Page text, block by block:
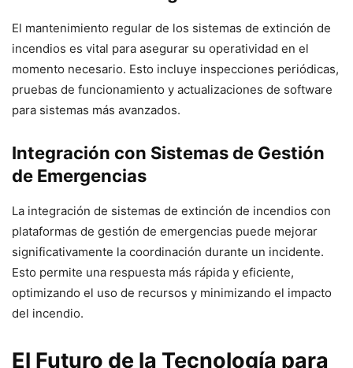
El mantenimiento regular de los sistemas de extinción de
incendios es vital para asegurar su operatividad en el
momento necesario. Esto incluye inspecciones periódicas,
pruebas de funcionamiento y actualizaciones de software
para sistemas más avanzados.
Integración con Sistemas de Gestión
de Emergencias
La integración de sistemas de extinción de incendios con
plataformas de gestión de emergencias puede mejorar
significativamente la coordinación durante un incidente.
Esto permite una respuesta más rápida y eficiente,
optimizando el uso de recursos y minimizando el impacto
del incendio.
El Futuro de la Tecnología para